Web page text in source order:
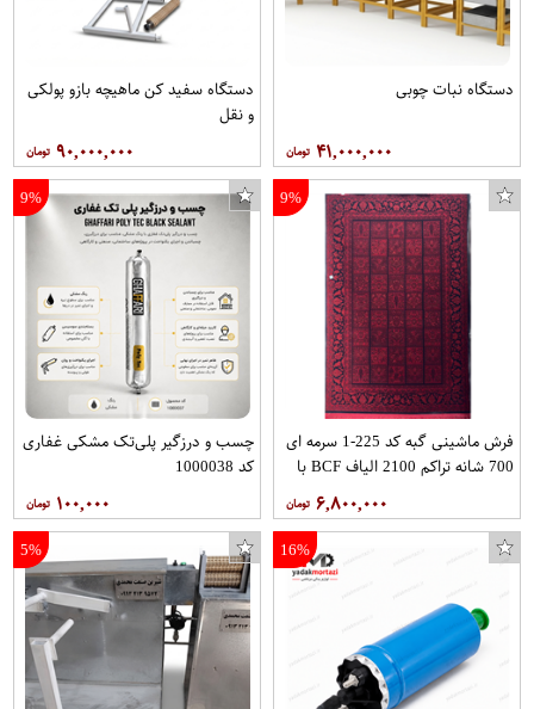
دستگاه نبات چوبی
۴۱,۰۰۰,۰۰۰
دستگاه سفید کن ماهیچه بازو پولکی
و نقل
۹۰,۰۰۰,۰۰۰
9%
فرش ماشینی گبه کد 225-1 سرمه ای
700 شانه تراکم 2100 الیاف BCF با
۶,۸۰۰,۰۰۰
9%
چسب و درزگیر پلی‌تک مشکی غفاری
کد 1000038
۱۰۰,۰۰۰
16%
5%